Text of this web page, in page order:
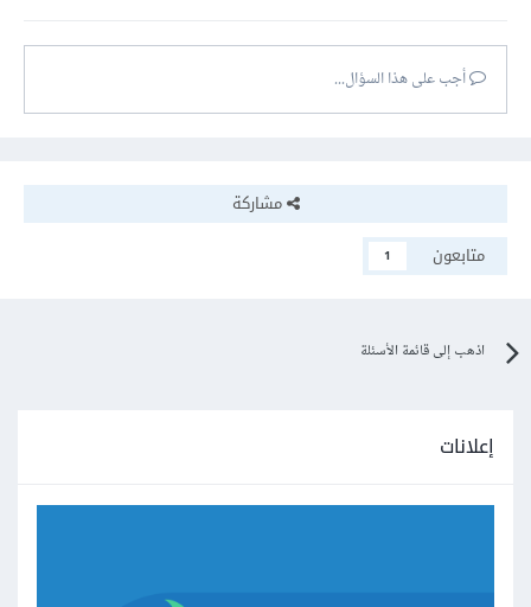
أجب على هذا السؤال...
مشاركة
متابعون
1
اذهب إلى قائمة الأسئلة
إعلانات